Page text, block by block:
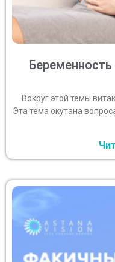
Беременность
Вокруг этой темы
Эта тема окутана